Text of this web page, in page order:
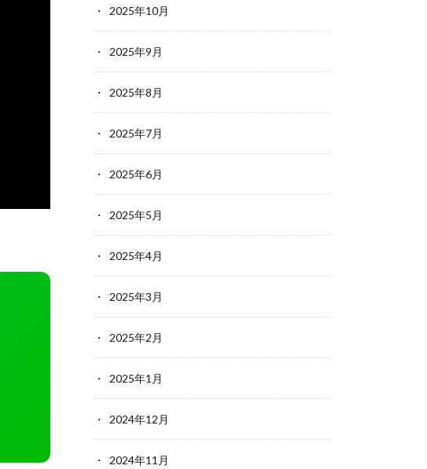
2025年10月
2025年9月
2025年8月
2025年7月
2025年6月
2025年5月
2025年4月
2025年3月
2025年2月
2025年1月
2024年12月
2024年11月